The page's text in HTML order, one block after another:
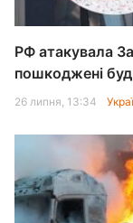
РФ атакувала
пошкоджені
26 липня, 13:34